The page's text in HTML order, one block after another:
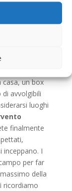
una
esercizi
volersi
casa, un box
avvolgibili
luoghi
finalmente
inceppano. I
per far
della
ricordiamo